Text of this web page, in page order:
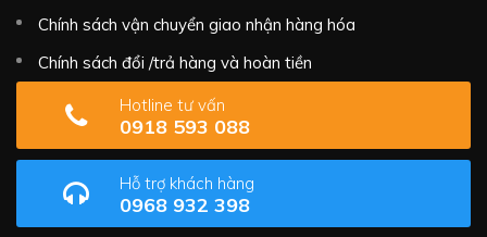
Chính sách vận chuyển giao nhận hàng hóa
Chính sách đổi /trả hàng và hoàn tiền
Hotline tư vấn
0918 593 088
Hỗ trợ khách hàng
0968 932 398